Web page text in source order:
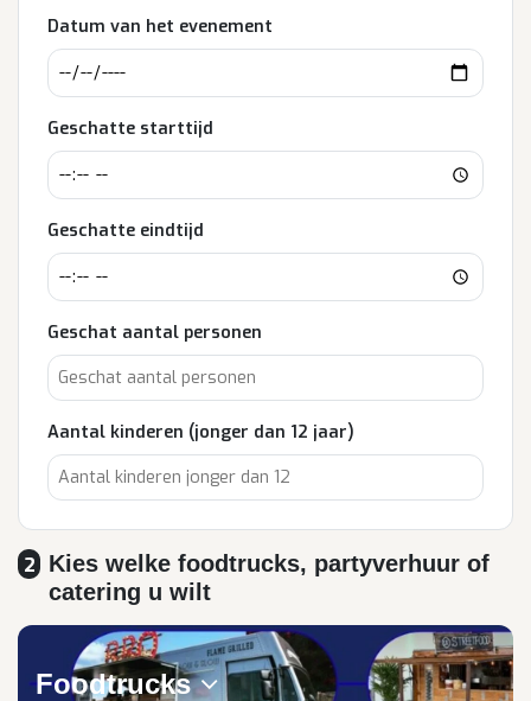
Datum van het evenement
Geschatte starttijd
Geschatte eindtijd
Geschat aantal personen
Aantal kinderen (jonger dan 12 jaar)
2
Kies welke foodtrucks, partyverhuur of
catering u wilt
Foodtrucks